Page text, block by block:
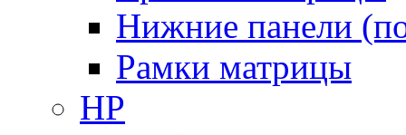
Нижние панели
Рамки матрицы
HP